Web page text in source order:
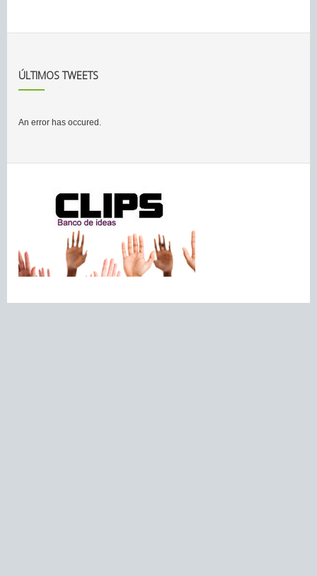
ÚLTIMOS TWEETS
An error has occured.